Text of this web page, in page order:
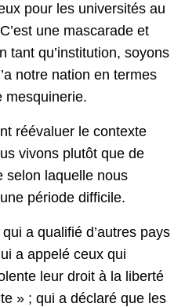
pour les universités au
une mascarade et
tant qu’institution, soyons
notre nation en termes
mesquinerie.
réévaluer le contexte
vivons plutôt que de
selon laquelle nous
période difficile.
a qualifié d’autres pays
a appelé ceux qui
leur droit à la liberté
» ; qui a déclaré que les